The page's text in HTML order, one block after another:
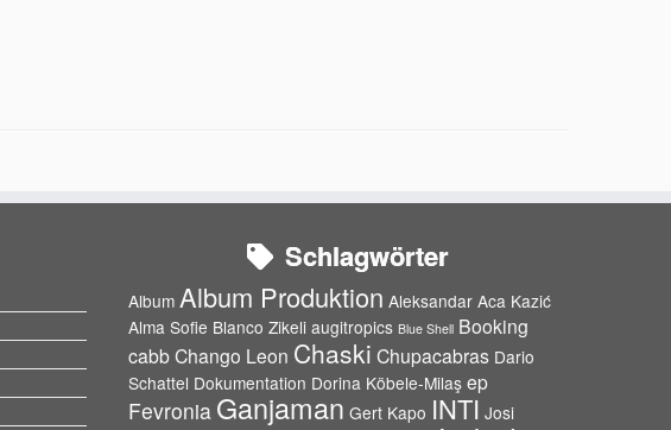
Schlagwörter
Album Album Produktion Aleksandar Aca Kazić
Alma Sofie Blanco Zikeli augitropics Blue Shell Booking
cabbChango Leon Chaski Chupacabras Dario
Schattel Dokumentation Dorina Köbele-Milaş ep
Fevronia Ganjaman Gert Kapo INTI Josi